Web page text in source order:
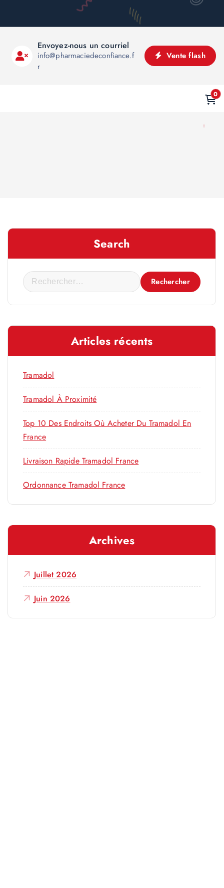
Envoyez-nous un courriel
info@pharmaciedeconfiance.f
r
Vente flash
0
Search
R
e
c
c
h
e
r
:
Articles récents
Tramadol
Tramadol À Proximité
Top 10 Des Endroits Où Acheter Du Tramadol En
France
Livraison Rapide Tramadol France
Ordonnance Tramadol France
Archives
Juillet 2026
Juin 2026